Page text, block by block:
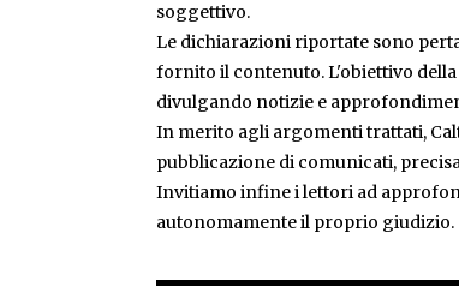
soggettivo.
Le dichiarazioni riportate sono
fornito il contenuto. L'obiettivo
divulgando notizie e
In merito agli argomenti trattati,
pubblicazione di comunicati,
Invitiamo infine i lettori ad
autonomamente il proprio giudizio.